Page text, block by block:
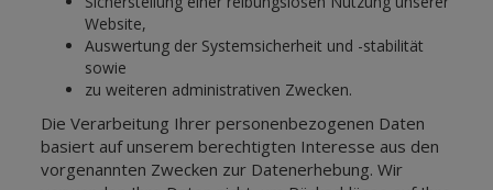
Website,
Auswertung der Systemsicherheit und -stabilität
sowie
zu weiteren administrativen Zwecken.
Die Verarbeitung Ihrer personenbezogenen Daten
basiert auf unserem berechtigten Interesse aus den
vorgenannten Zwecken zur Datenerhebung. Wir